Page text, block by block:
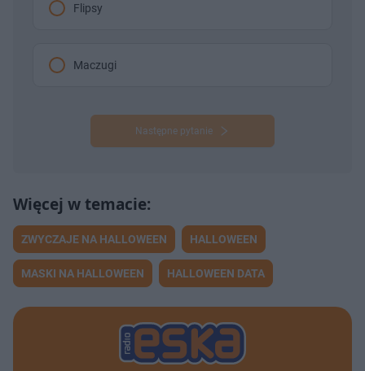
Flipsy
Maczugi
Następne pytanie
ZWYCZAJE NA HALLOWEEN HALLOWEEN
MASKI NA HALLOWEEN HALLOWEEN DATA